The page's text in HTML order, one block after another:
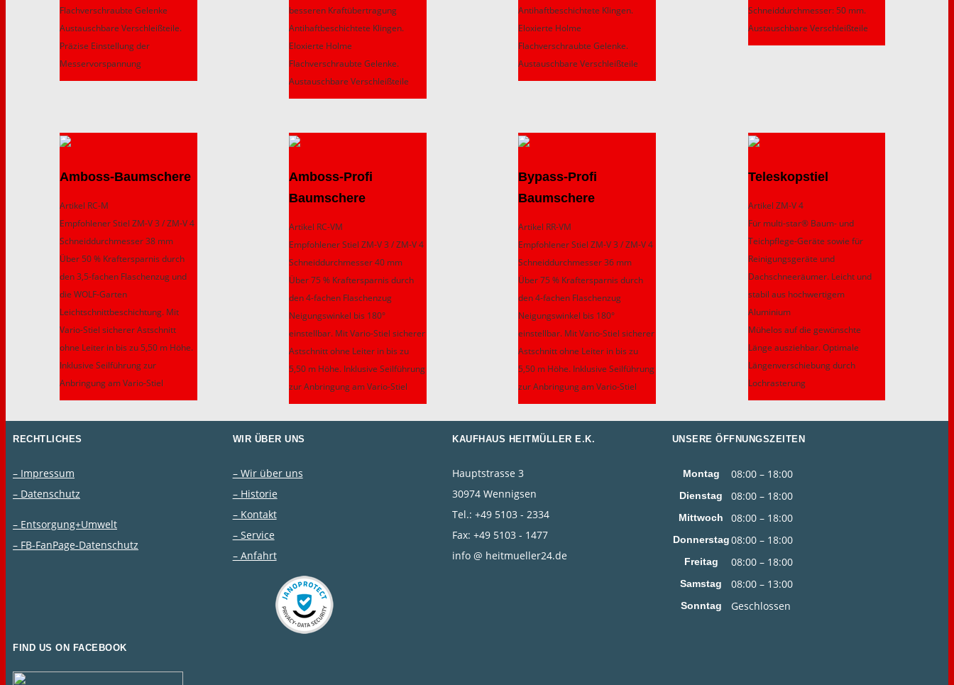
Flachverschraubte Gelenke
Austauschbare Verschleißteile.
Präzise Einstellung der
Messervorspannung
besseren Kraftübertragung
Antihaftbeschichtete Klingen.
Eloxierte Holme
Flachverschraubte Gelenke.
Austauschbare Verschleißteile
Antihaftbeschichtete Klingen.
Eloxierte Holme
Flachverschraubte Gelenke.
Austauschbare Verschleißteile
Schneiddurchmesser: 50 mm.
Austauschbare Verschleißteile
Amboss-Baumschere
Artikel RC-M
Empfohlener Stiel ZM-V 3 / ZM-V 4
Schneiddurchmesser 38 mm
Über 50 % Kraftersparnis durch
den 3,5-fachen Flaschenzug und
die WOLF-Garten
Leichtschnittbeschichtung. Mit
Vario-Stiel sicherer Astschnitt
ohne Leiter in bis zu 5,50 m Höhe.
Inklusive Seilführung zur
Anbringung am Vario-Stiel
Amboss-Profi
Baumschere
Artikel RC-VM
Empfohlener Stiel ZM-V 3 / ZM-V 4
Schneiddurchmesser 40 mm
Über 75 % Kraftersparnis durch
den 4-fachen Flaschenzug
Neigungswinkel bis 180°
einstellbar. Mit Vario-Stiel sicherer
Astschnitt ohne Leiter in bis zu
5,50 m Höhe. Inklusive Seilführung
zur Anbringung am Vario-Stiel
Bypass-Profi
Baumschere
Artikel RR-VM
Empfohlener Stiel ZM-V 3 / ZM-V 4
Schneiddurchmesser 36 mm
Über 75 % Kraftersparnis durch
den 4-fachen Flaschenzug
Neigungswinkel bis 180°
einstellbar. Mit Vario-Stiel sicherer
Astschnitt ohne Leiter in bis zu
5,50 m Höhe. Inklusive Seilführung
zur Anbringung am Vario-Stiel
Teleskopstiel
Artikel ZM-V 4
Für multi-star® Baum- und
Teichpflege-Geräte sowie für
Reinigungsgeräte und
Dachschneeräumer. Leicht und
stabil aus hochwertigem
Aluminium
Mühelos auf die gewünschte
Länge ausziehbar. Optimale
Längenverschiebung durch
Lochrasterung
RECHTLICHES
– Impressum
– Datenschutz
– Entsorgung+Umwelt
– FB-FanPage-Datenschutz
WIR ÜBER UNS
– Wir über uns
– Historie
– Kontakt
– Service
– Anfahrt
KAUFHAUS HEITMÜLLER E.K.
Hauptstrasse 3
30974 Wennigsen
Tel.: +49 5103 - 2334
Fax: +49 5103 - 1477
info @ heitmueller24.de
UNSERE ÖFFNUNGSZEITEN
Montag 08:00 – 18:00
Dienstag 08:00 – 18:00
Mittwoch 08:00 – 18:00
Donnerstag08:00 – 18:00
Freitag 08:00 – 18:00
Samstag 08:00 – 13:00
Sonntag Geschlossen
FIND US ON FACEBOOK